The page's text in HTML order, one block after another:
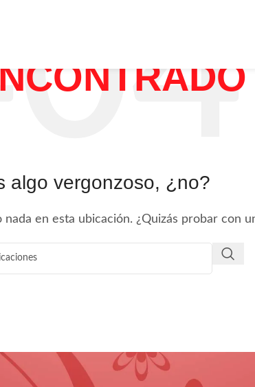
algo vergonzoso, ¿no?
en esta ubicación. ¿Quizás probar con